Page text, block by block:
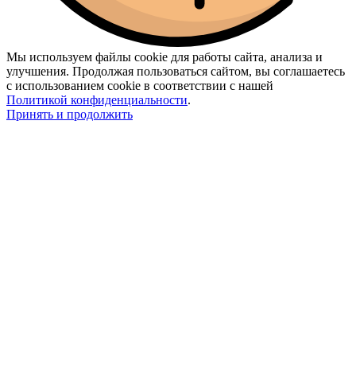
Мы используем файлы cookie для работы сайта, анализа и
улучшения. Продолжая пользоваться сайтом, вы соглашаетесь
с использованием cookie в соответствии с нашей
Политикой конфиденциальности.
Принять и продолжить